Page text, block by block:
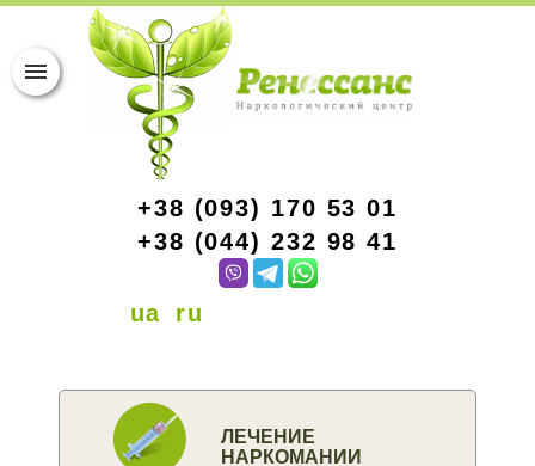
+38 (093) 170 53 01
+38 (044) 232 98 41
ua ru
ЛЕЧЕНИЕ
НАРКОМАНИИ